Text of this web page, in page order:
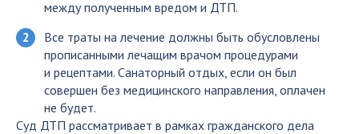
между полученным вредом и ДТП.
Все траты на лечение должны быть обусловлены
прописанными лечащим врачом процедурами
и рецептами. Санаторный отдых, если он был
совершен без медицинского направления, оплачен
не будет.
Суд ДТП рассматривает в рамках гражданского дела